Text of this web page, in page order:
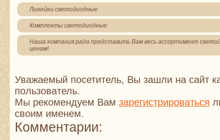
Линейки светодиодные
Комплекты светодиодные
Наша компания рада представить Вам весь ассортимент
ценам!
Уважаемый посетитель, Вы зашли на сайт
пользователь.
Мы рекомендуем Вам зарегистрироваться
своим именем.
Комментарии: